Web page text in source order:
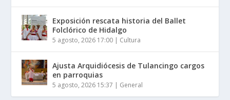
Exposición rescata historia del Ballet
Folclórico de Hidalgo
5 agosto, 2026 17:00 | Cultura
Ajusta Arquidiócesis de Tulancingo cargos
en parroquias
5 agosto, 2026 15:37 | General